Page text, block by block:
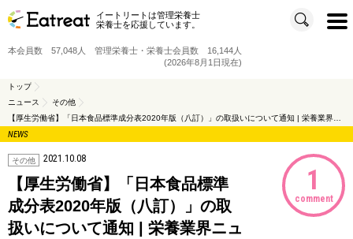
イートリートは管理栄養士
栄養士を応援しています。
t
o
t
i
本会員数 57,048人 管理栄養士・栄養士会員数 16,144人
(2026年8月1日現在)
トップ
ニュース
その他
NEWS
その他 2021.10.08
【厚生労働省】「日本食品標準
成分表2020年版（八訂）」の取
扱いについて通知 | 栄養業界ニュ
1
comment